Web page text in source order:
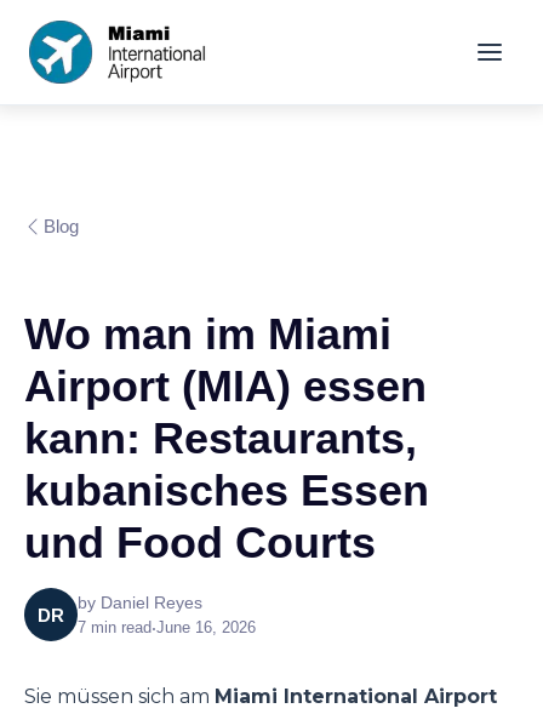
Blog
Wo man im Miami
Airport (MIA) essen
kann: Restaurants,
kubanisches Essen
und Food Courts
DR
by Daniel Reyes
7 min read•June 16, 2026
Sie müssen sich am Miami International Airport